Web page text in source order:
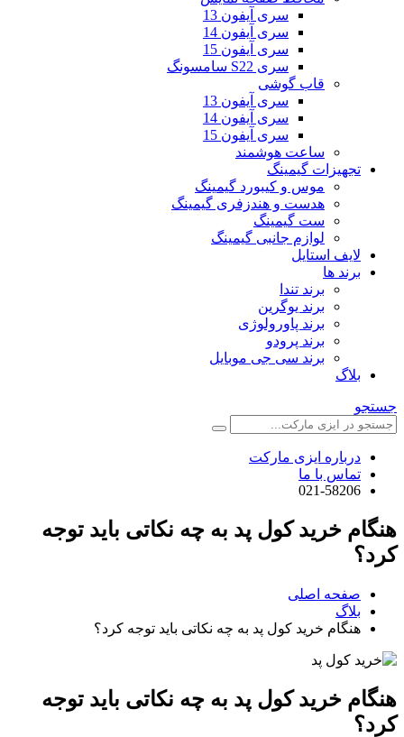
سری آیفون 13
سری آیفون 14
سری آیفون 15
سری S22 سامسونگ
قاب گوشی
سری آیفون 13
سری آیفون 14
سری آیفون 15
ساعت هوشمند
تجهیزات گیمینگ
موس و کیبورد گیمینگ
هدست و هندزفری گیمینگ
ست گیمینگ
لوازم جانبی گیمینگ
لایف استایل
برند ها
برند تندا
برند یوگرین
برند پاورولوژی
برند پرودو
برند سی جی موبایل
بلاگ
جستجو
درباره ایزی مارکت
تماس با ما
021-58206
هنگام خرید کول پد به چه نکاتی باید توجه
کرد؟
صفحه اصلی
بلاگ
هنگام خرید کول پد به چه نکاتی باید توجه کرد؟
هنگام خرید کول پد به چه نکاتی باید توجه
کرد؟